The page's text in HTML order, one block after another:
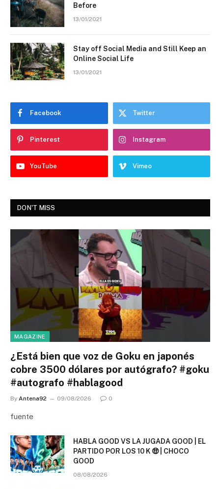
Before
13/01/2021
Stay off Social Media and Still Keep an
Online Social Life
13/01/2021
Facebook Twitter
Pinterest Instagram
YouTube Vimeo
DON'T MISS
MAGAZINE
¿Está bien que voz de Goku en japonés
cobre 3500 dólares por autógrafo? #goku
#autografo #hablagood
By Antena92 09/08/2026 0
fuente
HABLA GOOD VS LA JUGADA GOOD | EL
PARTIDO POR LOS 10 K 🤑 | CHOCO
GOOD
08/08/2026